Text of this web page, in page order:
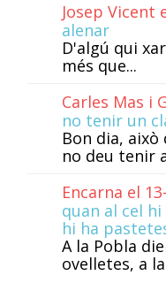
Josep Vicent
alenar
D'algú qui
més que...
Carles Mas i
no tenir un
Bon dia,
no deu tenir
Encarna el
quan al cel
hi ha
A la Pobla
ovelletes, a